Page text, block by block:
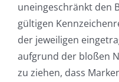
uneingeschränkt den
gültigen
der jeweiligen
aufgrund der bloßen
zu ziehen, dass